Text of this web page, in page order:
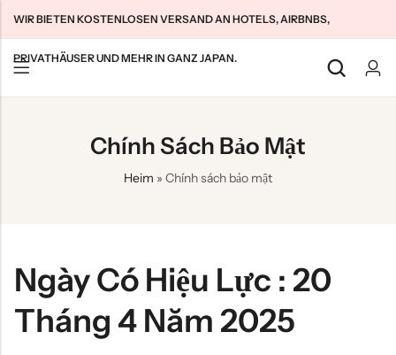
WIR BIETEN KOSTENLOSEN VERSAND AN HOTELS, AIRBNBS,
PRIVATHÄUSER UND MEHR IN GANZ JAPAN.
Chính Sách Bảo Mật
Heim » Chính sách bảo mật
Ngày Có Hiệu Lực : 20
Tháng 4 Năm 2025
SIM-Karten für japanische Touristen
Langzeit-SIMs für Japan
Unbegrenztes WLAN zu Hause
Unbegrenztes Pocket-WLAN
Kontaktieren Sie uns
Allgemeine Geschäftsbedingungen